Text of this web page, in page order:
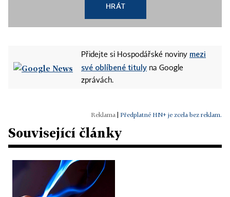
HRÁT
Přidejte si Hospodářské noviny mezi
své oblíbené tituly na Google
zprávách.
Předplatné HN+ je zcela bez reklam.
Související články